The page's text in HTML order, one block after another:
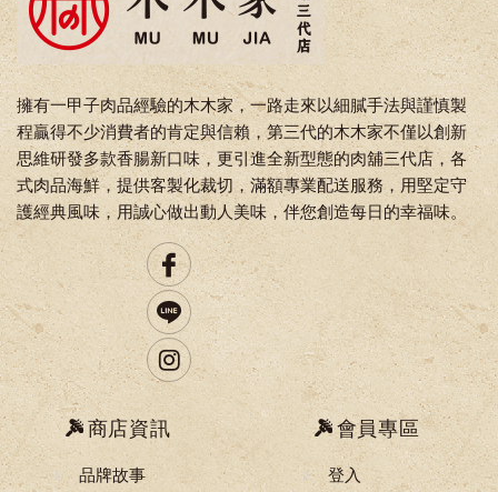
擁有一甲子肉品經驗的木木家，一路走來以細膩手法與謹慎製
程贏得不少消費者的肯定與信賴，第三代的木木家不僅以創新
思維研發多款香腸新口味，更引進全新型態的肉舖三代店，各
式肉品海鮮，提供客製化裁切，滿額專業配送服務，用堅定守
護經典風味，用誠心做出動人美味，伴您創造每日的幸福味。
商店資訊
品牌故事
會員專區
登入